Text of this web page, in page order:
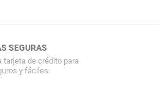
SEGURAS
tarjeta de crédito para
y fáciles.